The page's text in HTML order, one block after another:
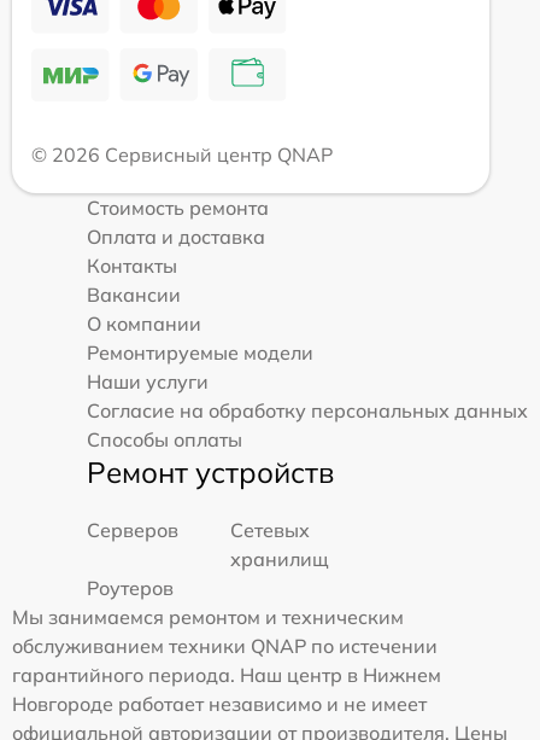
© 2026 Сервисный центр QNAP
Стоимость ремонта
Оплата и доставка
Контакты
Вакансии
О компании
Ремонтируемые модели
Наши услуги
Согласие на обработку персональных данных
Способы оплаты
Ремонт устройств
Серверов
Сетевых
хранилищ
Роутеров
Мы занимаемся ремонтом и техническим
обслуживанием техники QNAP по истечении
гарантийного периода. Наш центр в Нижнем
Новгороде работает независимо и не имеет
официальной авторизации от производителя. Цены